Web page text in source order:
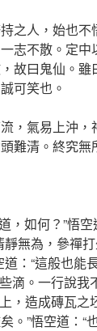
之人，始也
志不散。定
故曰鬼仙。
可笑也。
，氣易上沖，
難清。終究無
，如何？”悟
無為，參禪
：“這般也能
滴。一行說
，造成磚瓦
。”悟空道：“